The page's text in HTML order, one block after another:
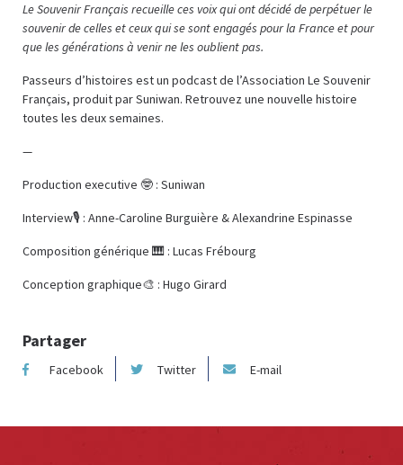
Le Souvenir Français recueille ces voix qui ont décidé de perpétuer le
souvenir de celles et ceux qui se sont engagés pour la France et pour
que les générations à venir ne les oublient pas.
Passeurs d’histoires est un podcast de l’Association Le Souvenir
Français, produit par Suniwan. Retrouvez une nouvelle histoire
toutes les deux semaines.
—
Production executive 🤓 : Suniwan
Interview🎙️ : Anne-Caroline Burguière & Alexandrine Espinasse
Composition générique 🎹 : Lucas Frébourg
Conception graphique🎨 : Hugo Girard
Partager
Facebook Twitter E-mail